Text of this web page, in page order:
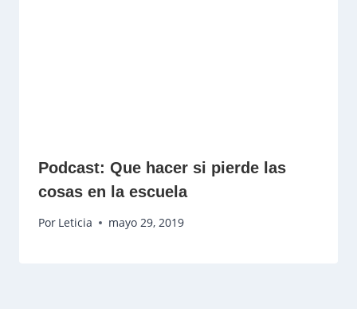
Podcast: Que hacer si pierde las
cosas en la escuela
Por Leticia mayo 29, 2019